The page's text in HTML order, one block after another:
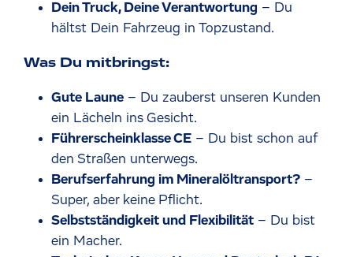
Dein Truck, Deine Verantwortung – Du
hältst Dein Fahrzeug in Topzustand.
Was Du mitbringst:
Gute Laune – Du zauberst unseren Kunden
ein Lächeln ins Gesicht.
Führerscheinklasse CE – Du bist schon auf
den Straßen unterwegs.
Berufserfahrung im Mineralöltransport? –
Super, aber keine Pflicht.
Selbstständigkeit und Flexibilität – Du bist
ein Macher.